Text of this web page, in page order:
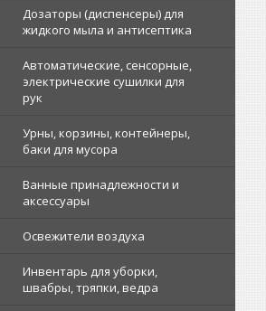
Дозаторы (диспенсеры) для
жидкого мыла и антисептика
Автоматические, сенсорные,
электрические сушилки для
рук
Урны, корзины, контейнеры,
баки для мусора
Ванные принадлежности и
аксессуары
Освежители воздуха
Инвентарь для уборки,
швабры, тряпки, ведра